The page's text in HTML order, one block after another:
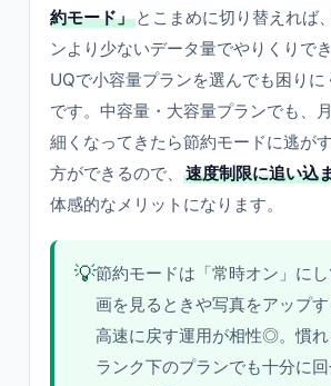
約モード」 とこまめに切り替えれば
ンより少ないデータ量でやりくりで
UQで小容量プランを選んでも困りに
です。中容量・大容量プランでも、
細くなってきたら節約モードに逃が
方ができるので、
速度制限に追い込
体感的なメリットになります。
💡節約モードは「常時オン」に
画を見るときや写真をアップ
高速に戻す運用が相性◎。慣
ランク下のプランでも十分に